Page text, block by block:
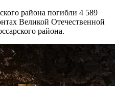
района погибли 4 589
Великой Отечественной
района.